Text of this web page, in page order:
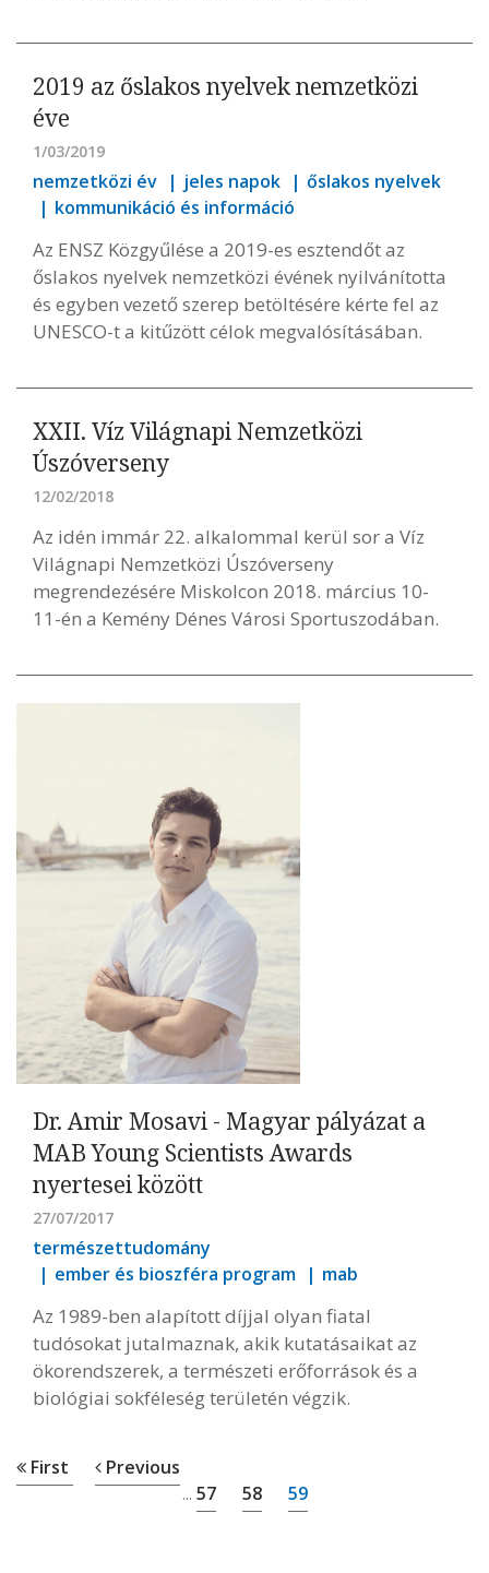
2019 az őslakos nyelvek nemzetközi
éve
1/03/2019
nemzetközi év jeles napok
őslakos nyelvek
kommunikáció és információ
Az ENSZ Közgyűlése a 2019-es esztendőt az
őslakos nyelvek nemzetközi évének nyilvánította
és egyben vezető szerep betöltésére kérte fel az
UNESCO-t a kitűzött célok megvalósításában.
XXII. Víz Világnapi Nemzetközi
Úszóverseny
12/02/2018
Az idén immár 22. alkalommal kerül sor a Víz
Világnapi Nemzetközi Úszóverseny
megrendezésére Miskolcon 2018. március 10-
11-én a Kemény Dénes Városi Sportuszodában.
Dr. Amir Mosavi - Magyar pályázat a
MAB Young Scientists Awards
nyertesei között
27/07/2017
természettudomány
ember és bioszféra program
mab
Az 1989-ben alapított díjjal olyan fiatal
tudósokat jutalmaznak, akik kutatásaikat az
ökorendszerek, a természeti erőforrások és a
biológiai sokféleség területén végzik.
First Previous
... 57 58 59